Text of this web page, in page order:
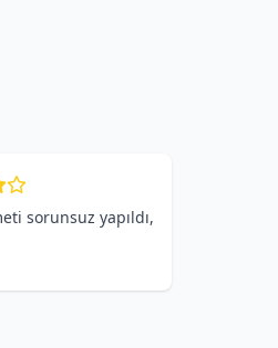
sorunsuz yapıldı,